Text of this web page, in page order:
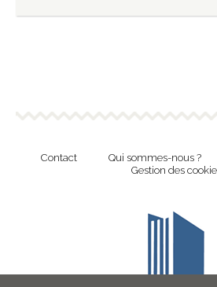
Contact Qui sommes-nous ?
Gestion des